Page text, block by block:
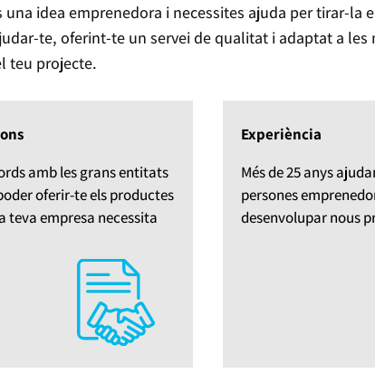
idea emprenedora i necessites ajuda per tirar-la
te, oferint-te un servei de qualitat i adaptat a les
teu projecte.
amb les grans entitats
oferir-te els productes
teva empresa necessita
Experiència
Més de 25 anys
persones
desenvolupar nous